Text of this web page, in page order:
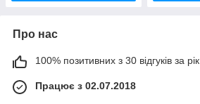
Про нас
100% позитивних з 30 відгуків за рік
Працює з 02.07.2018